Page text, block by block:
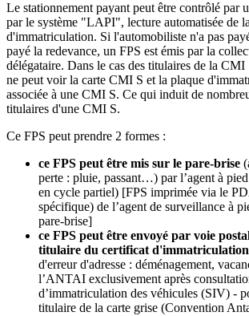
Le stationnement payant peut être contrôlé par
par le système "LAPI", lecture automatisée de
d'immatriculation. Si l'automobiliste n'a pas
payé la redevance, un FPS est émis par la
délégataire. Dans le cas des titulaires de la
ne peut voir la carte CMI S et la plaque
associée à une CMI S. Ce qui induit de
titulaires d'une CMI S.
Ce FPS peut prendre 2 formes :
ce FPS peut être mis sur le pare-brise
perte : pluie, passant…) par l’agent à
en cycle partiel) [FPS imprimée via le
spécifique) de l’agent de surveillance à
pare-brise]
ce FPS peut être envoyé par voie
titulaire du certificat d'immatriculation
d'erreur d'adresse : déménagement,
l’ANTAI exclusivement après
d’immatriculation des véhicules (SIV) -
titulaire de la carte grise (Convention